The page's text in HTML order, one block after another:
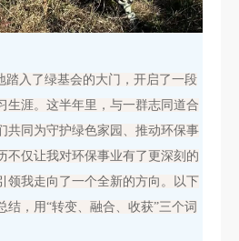
入了绿基会的大门，开启了一段
生涯。这半年里，与一群志同道合
共同为守护绿色家园、推动环保事
不仅让我对环保事业有了更深刻的
领我走向了一个全新的方向。以下
结，用“转变、融合、收获”三个词